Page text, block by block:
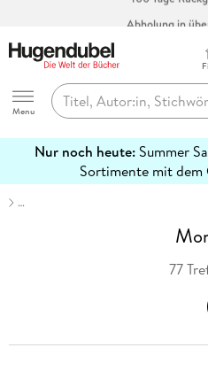
Hugendubel
Menu
Nur noch heute: Summer
Sortimente mit dem
erfahren
…
77